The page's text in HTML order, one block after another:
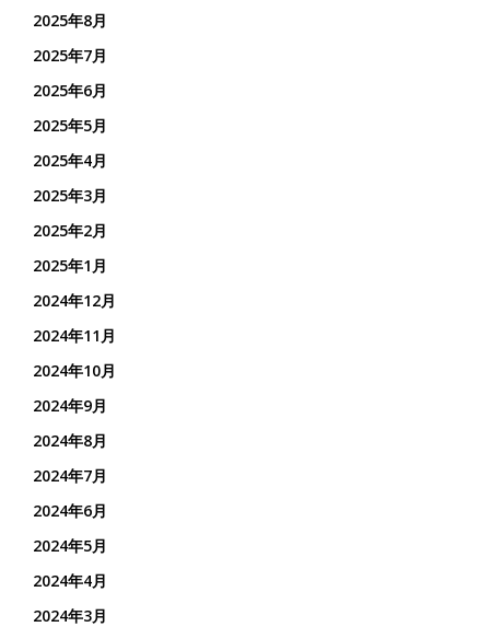
2025年8月
2025年7月
2025年6月
2025年5月
2025年4月
2025年3月
2025年2月
2025年1月
2024年12月
2024年11月
2024年10月
2024年9月
2024年8月
2024年7月
2024年6月
2024年5月
2024年4月
2024年3月